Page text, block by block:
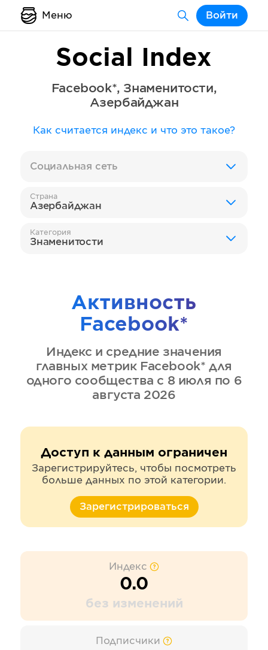
Меню Войти
Social Index
Facebook*, Знаменитости,
Азербайджан
Как считается индекс и что это такое?
Социальная сеть
Страна
Азербайджан
Категория
Знаменитости
Активность
Facebook*
Индекс и средние значения
главных метрик Facebook* для
одного сообщества с 8 июля по 6
августа 2026
Доступ к данным ограничен
Зарегистрируйтесь, чтобы посмотреть
больше данных по этой категории.
Зарегистрироваться
Индекс
0.0
без изменений
Подписчики